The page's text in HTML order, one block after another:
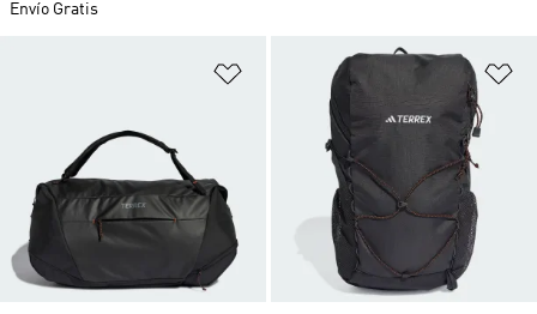
Envío Gratis
Añadir a la lista de deseos